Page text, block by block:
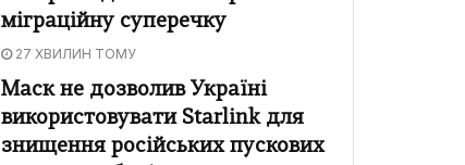
міграційну суперечку
27 ХВИЛИН ТОМУ
Маск не дозволив Україні
використовувати Starlink для
знищення російських пускових